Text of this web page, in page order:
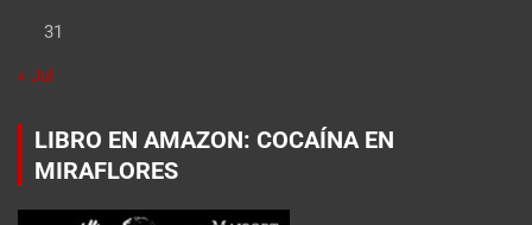
31
« Jul
LIBRO EN AMAZON: COCAÍNA EN
MIRAFLORES